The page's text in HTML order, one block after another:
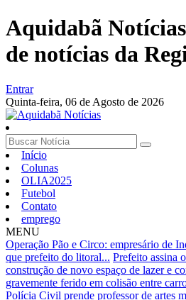
Aquidabã
de notícias da
Entrar
Quinta-feira, 06 de Agosto de 2026
Início
Colunas
OLIA2025
Futebol
Contato
emprego
MENU
Operação Pão e Circo: empresário de
que prefeito do litoral... Prefeito assina
construção de novo espaço de lazer e
gravemente ferido em colisão entre
Polícia Civil prende professor de artes